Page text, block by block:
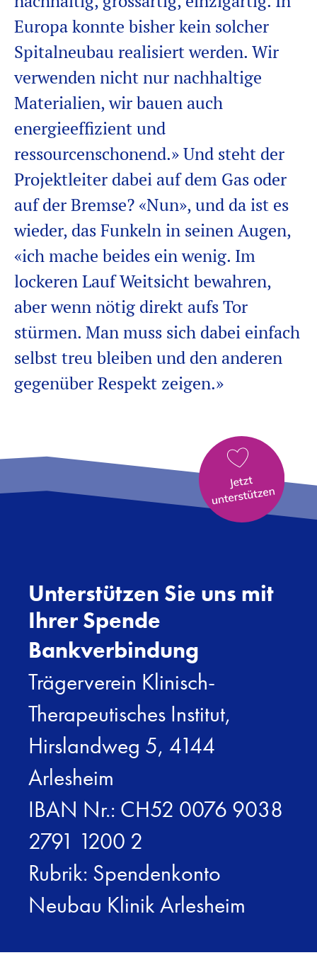
Europa konnte bisher kein solcher
Spitalneubau realisiert werden. Wir
verwenden nicht nur nachhaltige
Materialien, wir bauen auch
energieeffizient und
ressourcenschonend.» Und steht der
Projektleiter dabei auf dem Gas oder
auf der Bremse? «Nun», und da ist es
wieder, das Funkeln in seinen Augen,
«ich mache beides ein wenig. Im
lockeren Lauf Weitsicht bewahren,
aber wenn nötig direkt aufs Tor
stürmen. Man muss sich dabei einfach
selbst treu bleiben und den anderen
gegenüber Respekt zeigen.»
Unterstützen Sie uns mit
Ihrer Spende
Bankverbindung
Trägerverein Klinisch-
Therapeutisches Institut,
Hirslandweg 5, 4144
Arlesheim
IBAN Nr.: CH52 0076 9038
2791 1200 2
Rubrik: Spendenkonto
Neubau Klinik Arlesheim